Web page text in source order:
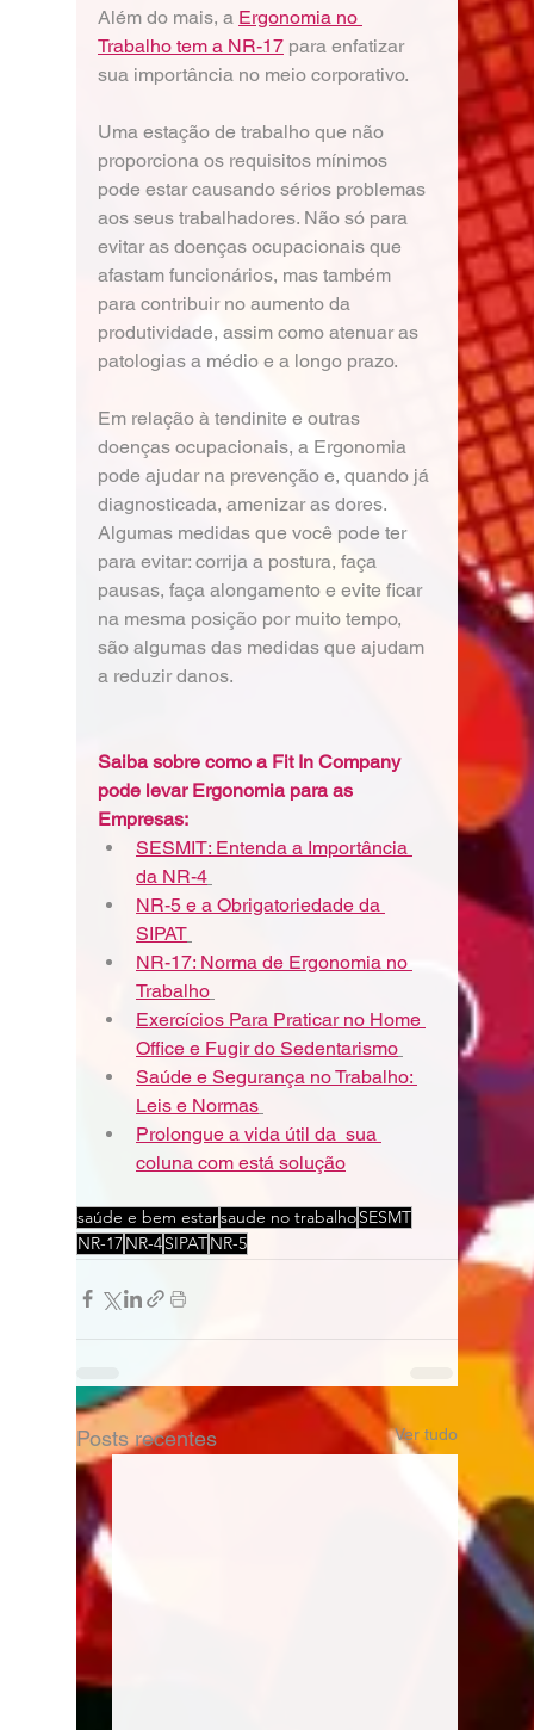
Além do mais, a Ergonomia no
Trabalho tem a NR-17 para enfatizar
sua importância no meio corporativo.
Uma estação de trabalho que não
proporciona os requisitos mínimos
pode estar causando sérios problemas
aos seus trabalhadores. Não só para
evitar as doenças ocupacionais que
afastam funcionários, mas também
para contribuir no aumento da
produtividade, assim como atenuar as
patologias a médio e a longo prazo.
Em relação à tendinite e outras
doenças ocupacionais, a Ergonomia
pode ajudar na prevenção e, quando já
diagnosticada, amenizar as dores.
Algumas medidas que você pode ter
para evitar: corrija a postura, faça
pausas, faça alongamento e evite ficar
na mesma posição por muito tempo,
são algumas das medidas que ajudam
a reduzir danos.
Saiba sobre como a Fit In Company
pode levar Ergonomia para as
Empresas:
SESMIT: Entenda a Importância
da NR-4
NR-5 e a Obrigatoriedade da
SIPAT
NR-17: Norma de Ergonomia no
Trabalho
Exercícios Para Praticar no Home
Office e Fugir do Sedentarismo
Saúde e Segurança no Trabalho:
Leis e Normas
Prolongue a vida útil da  sua
coluna com está solução
saúde e bem estarsaude no trabalhoSESMT
NR-17NR-4SIPATNR-5
Posts recentes Ver tudo